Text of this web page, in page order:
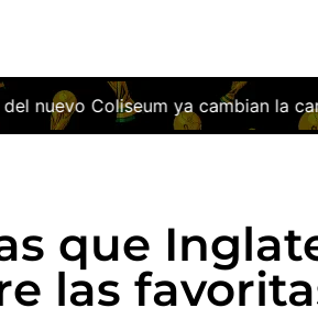
la cara del Getafe: así será el
que
las